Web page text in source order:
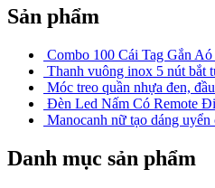
Sản phẩm
Combo 100 Cái Tag Gắn
Thanh vuông inox 5 nút bắt
Móc treo quần nhựa đen,
Đèn Led Nấm Có Remote
Manocanh nữ tạo dáng uyển
Danh mục sản phẩm